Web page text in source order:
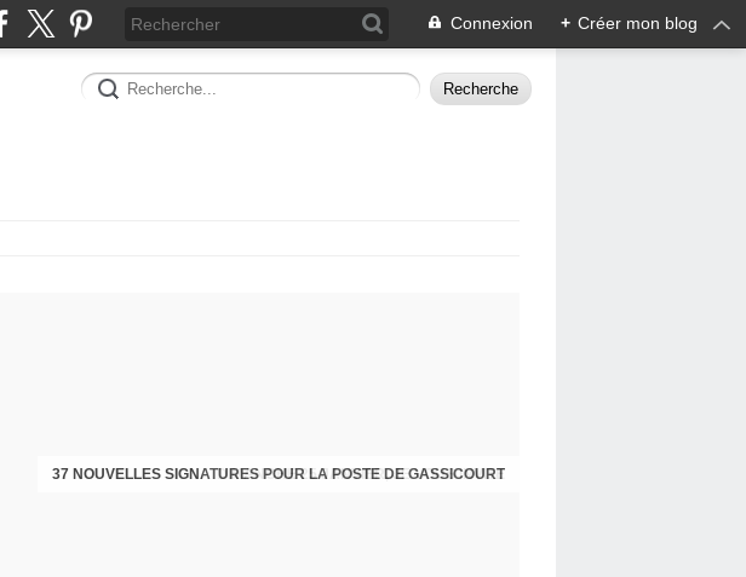
Connexion + Créer mon blog
37 NOUVELLES SIGNATURES POUR LA POSTE DE GASSICOURT
DIMANCHE 25 JANVIER, JE VOUS INVITE